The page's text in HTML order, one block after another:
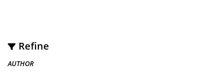
Refine
AUTHOR